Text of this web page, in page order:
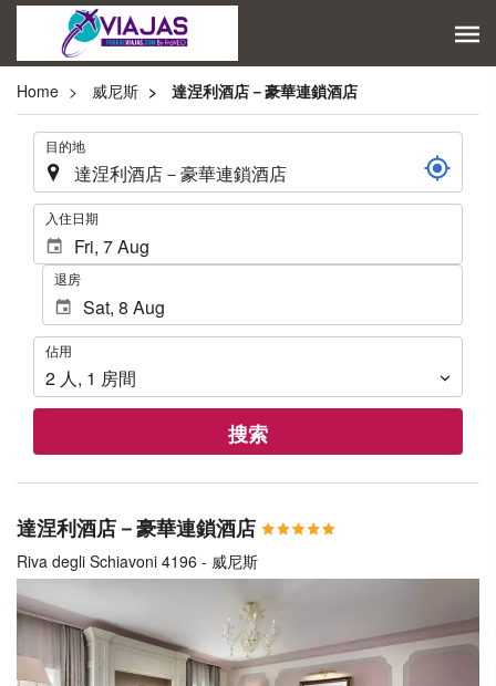
Home 威尼斯 達涅利酒店－豪華連鎖酒店
. 目的地
. 入住日期
退房
佔
用
佔用
2 人, 1 房間
搜索
達涅利酒店－豪華連鎖酒店
Riva degli Schiavoni 4196 - 威尼斯